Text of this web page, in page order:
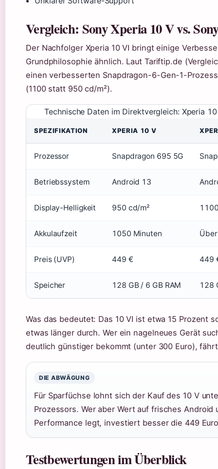
Vergleich: Sony Xperia 10 V vs.
Der Nachfolger Xperia 10 VI bringt einige
Grundphilosophie ähnlich. Laut Tariftip.de
einen verbesserten Snapdragon-6-Gen-1-
(1100 statt 950 cd/m²).
Technische Daten im Direktvergleich: Xperia
SPEZIFIKATION XPERIA 10 V
Prozessor Snapdragon 695 5G
Betriebssystem Android 13
Display-Helligkeit 950 cd/m²
Akkulaufzeit 1050 Minuten
Preis (UVP) 449 € 449
Speicher 128 GB / 6 GB RAM 128
Was das bedeutet: Das 10 VI ist etwa 15 Prozent
etwas länger durch. Wer ein nagelneues Gerät
deutlich günstiger bekommt (unter 300 Euro),
DIE ABWÄGUNG
Für Sparfüchse lohnt sich der Kauf des 10 V
Prozessors. Wer aber Wert auf frisches Android
Performance legt, investiert besser die 449
Testbewertungen im Überblick